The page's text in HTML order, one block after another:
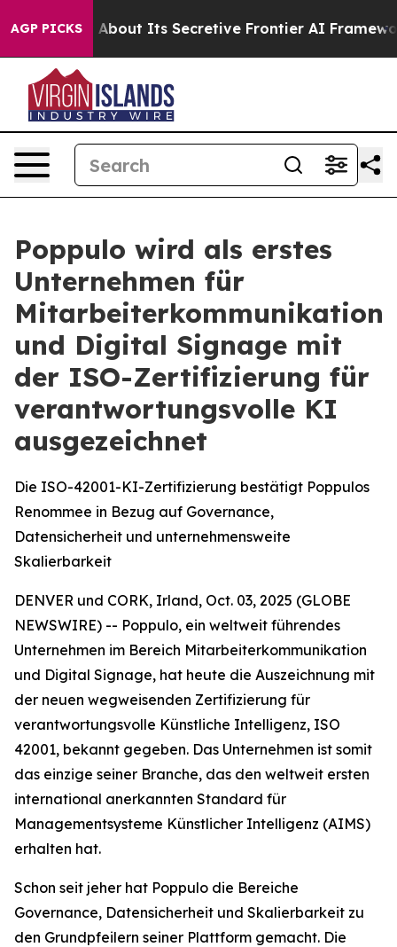
AGP PICKSAbout Its Secretive Frontier AI Framework
Poppulo wird als erstes
Unternehmen für
Mitarbeiterkommunikation
und Digital Signage mit
der ISO-Zertifizierung für
verantwortungsvolle KI
ausgezeichnet
Die ISO-42001-KI-Zertifizierung bestätigt Poppulos
Renommee in Bezug auf Governance,
Datensicherheit und unternehmensweite
Skalierbarkeit
DENVER und CORK, Irland, Oct. 03, 2025 (GLOBE
NEWSWIRE) -- Poppulo, ein weltweit führendes
Unternehmen im Bereich Mitarbeiterkommunikation
und Digital Signage, hat heute die Auszeichnung mit
der neuen wegweisenden Zertifizierung für
verantwortungsvolle Künstliche Intelligenz, ISO
42001, bekannt gegeben. Das Unternehmen ist somit
das einzige seiner Branche, das den weltweit ersten
international anerkannten Standard für
Managementsysteme Künstlicher Intelligenz (AIMS)
erhalten hat.
Schon seit jeher hat Poppulo die Bereiche
Governance, Datensicherheit und Skalierbarkeit zu
den Grundpfeilern seiner Plattform gemacht. Die